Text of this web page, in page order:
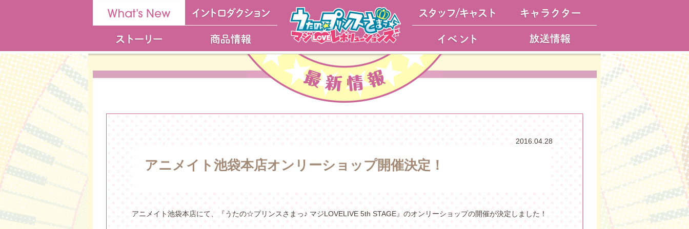
2016.04.28
アニメイト池袋本店オンリーショップ開催決定！
アニメイト池袋本店にて、『うたの☆プリンスさまっ♪ マジLOVELIVE 5th STAGE』のオンリーショップの開催が決定しました！